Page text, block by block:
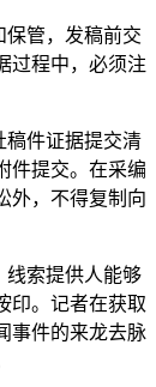
管，发稿前交
过程中，必须注
件证据提交清
件提交。在采编
外，不得复制向
索提供人能够
印。记者在获取
事件的来龙去脉